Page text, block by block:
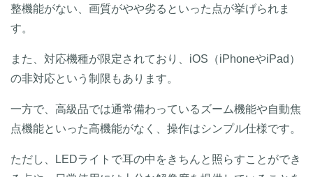
整機能がない、画質がやや劣るといった点が挙げられま
す。
また、対応機種が限定されており、iOS（iPhoneやiPad）
の非対応という制限もあります。
一方で、高級品では通常備わっているズーム機能や自動焦
点機能といった高機能がなく、操作はシンプル仕様です。
ただし、LEDライトで耳の中をきちんと照らすことができ